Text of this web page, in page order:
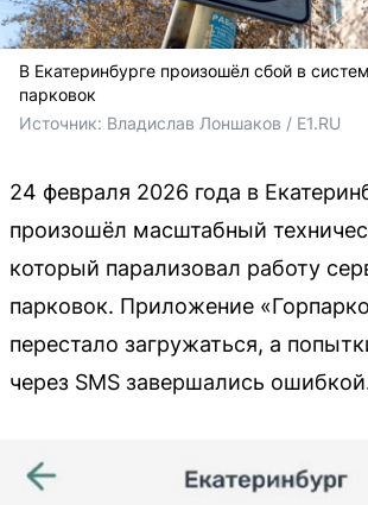
В Екатеринбурге произошёл сбой в
парковок
Источник: Владислав Лоншаков / E1.RU
24 февраля 2026 года в
произошёл масштабный
который парализовал работу
парковок. Приложение
перестало загружаться, а
через SMS завершались